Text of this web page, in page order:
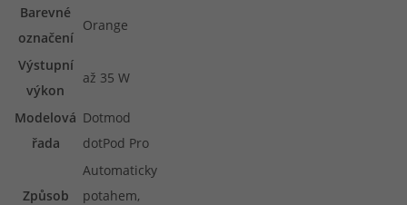
Barevné
označení
Orange
Výstupní
výkon
až 35 W
Modelová
řada
Dotmod
dotPod Pro
Způsob
Automaticky
potahem,